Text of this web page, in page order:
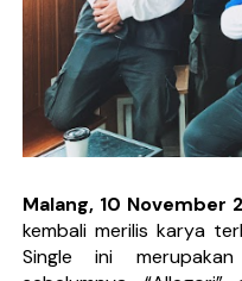
Sindikat Sisa
Given Rayakan
Kentara Lanjutkan
The Joo’s Sajikan
Hallimun Menyeruak
Malang, 10 November
kembali merilis karya
Single ini